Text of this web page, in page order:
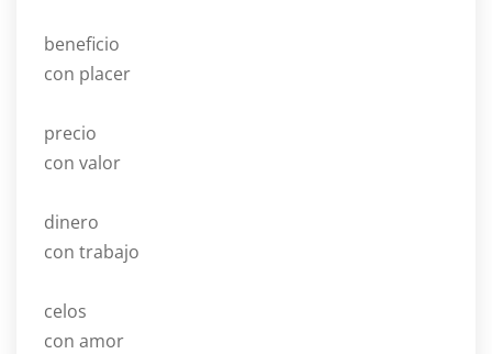
beneficio
con placer
precio
con valor
dinero
con trabajo
celos
con amor